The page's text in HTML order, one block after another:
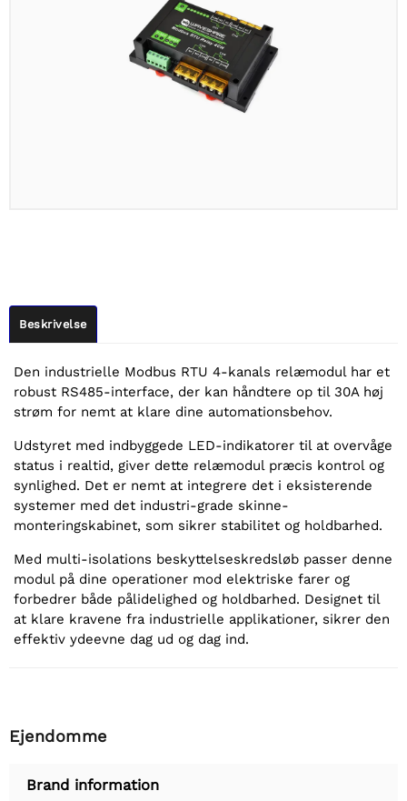
Beskrivelse
Den industrielle Modbus RTU 4-kanals relæmodul har et
robust RS485-interface, der kan håndtere op til 30A høj
strøm for nemt at klare dine automationsbehov.
Udstyret med indbyggede LED-indikatorer til at overvåge
status i realtid, giver dette relæmodul præcis kontrol og
synlighed. Det er nemt at integrere det i eksisterende
systemer med det industri-grade skinne-
monteringskabinet, som sikrer stabilitet og holdbarhed.
Med multi-isolations beskyttelseskredsløb passer denne
modul på dine operationer mod elektriske farer og
forbedrer både pålidelighed og holdbarhed. Designet til
at klare kravene fra industrielle applikationer, sikrer den
effektiv ydeevne dag ud og dag ind.
Ejendomme
Brand information